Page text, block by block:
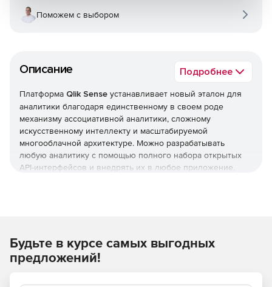
Описание Подробнее
Платформа Qlik Sense устанавливает новый эталон для
аналитики благодаря единственному в своем роде
механизму ассоциативной аналитики, сложному
искусственному интеллекту и масштабируемой
многооблачной архитектуре. Можно разрабатывать
любую аналитику с помощью полного набора открытых
API-интерфейсов и внедрять их в любое приложение,
Платформа Qlik Sense предназначена для руководителей,
лиц, принимающих решения, аналитиков и других
Поможем с выбором
Будьте в курсе самых выгодных
предложений!